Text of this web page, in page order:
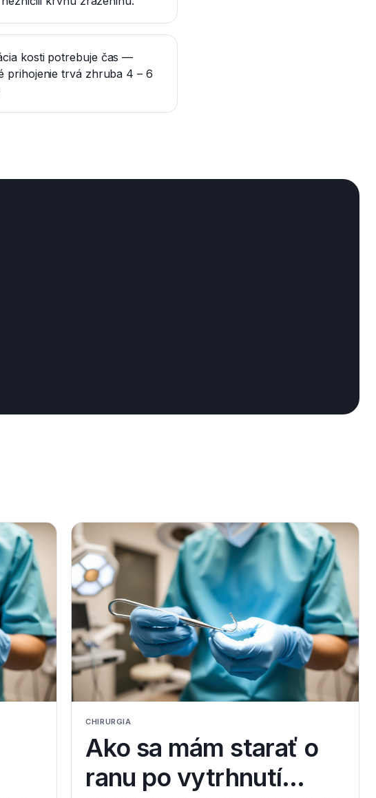
kosti potrebuje čas —
prihojenie trvá zhruba 4 – 6
CHIRURGIA
Ako sa mám starať o
ranu po vytrhnutí